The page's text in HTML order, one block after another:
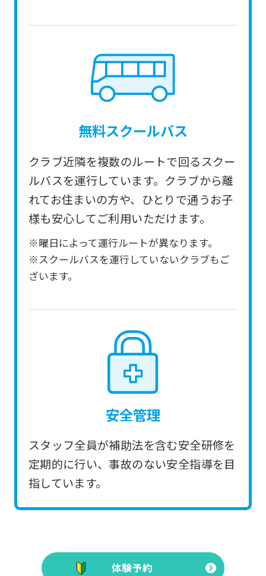
無料スクールバス
クラブ近隣を複数のルートで回るスクー
ルバスを運行しています。クラブから離
れてお住まいの方や、ひとりで通うお子
様も安心してご利用いただけます。
※曜日によって運行ルートが異なります。
※スクールバスを運行していないクラブもご
ざいます。
安全管理
スタッフ全員が補助法を含む安全研修を
定期的に行い、事故のない安全指導を目
指しています。
体験予約
fully
this
before
using
service.
Automatic